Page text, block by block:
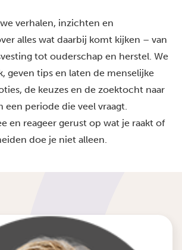
verhalen, inzichten en
alles wat daarbij komt kijken – van
tot ouderschap en herstel. We
geven tips en laten de menselijke
de keuzes en de zoektocht naar
een periode die veel vraagt.
en reageer gerust op wat je raakt of
doe je niet alleen.